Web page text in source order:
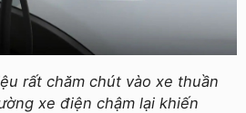
rất chăm chút vào xe thuần
xe điện chậm lại khiến